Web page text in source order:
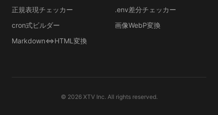
正規表現チェッカー
.env差分チェッカー
cron式ビルダー
画像WebP変換
Markdown⇔HTML変換
© 2026XTV Inc. All rights reserved.